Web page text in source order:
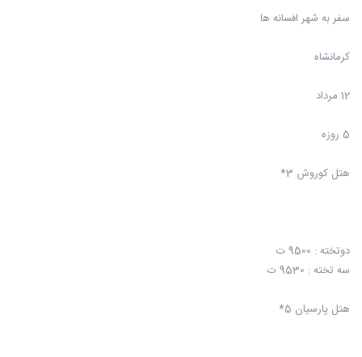
سفر به شهر افسانه ها
کرمانشاه
12 مرداد
5 روزه
هتل کوروش 3*
دوتخته : 9500 ت
سه تخته : 9530 ت
هتل پارسیان 5*